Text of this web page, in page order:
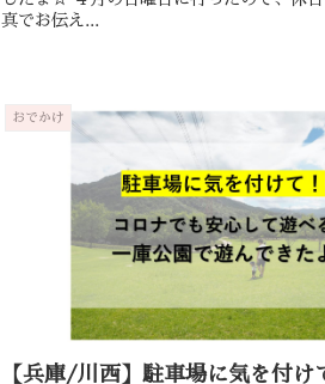
真でお伝え...
おでかけ
【兵庫/川西】駐車場に気を付け